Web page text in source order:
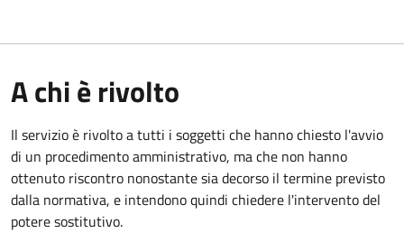
A chi è rivolto
Il servizio è rivolto a tutti i soggetti che hanno chiesto l'avvio
di un procedimento amministrativo, ma che non hanno
ottenuto riscontro nonostante sia decorso il termine previsto
dalla normativa, e intendono quindi chiedere l'intervento del
potere sostitutivo.